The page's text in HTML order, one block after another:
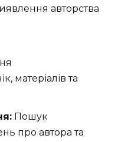
авторства
матеріалів та
Пошук
про автора та